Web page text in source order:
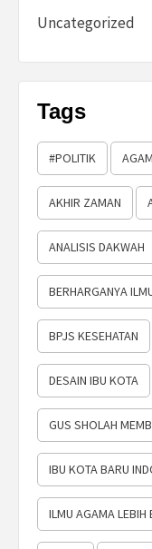
Uncategorized
Tags
#POLITIK
AKHIR ZAMAN
ANALISIS DAKWAH
BERHARGANYA
BPJS KESEHATAN
DESAIN IBU KOTA
GUS SHOLAH
IBU KOTA BARU
ILMU AGAMA LEBIH